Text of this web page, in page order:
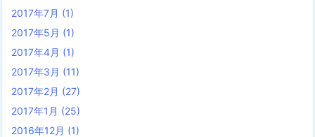
2017年7月 (1)
2017年5月 (1)
2017年4月 (1)
2017年3月 (11)
2017年2月 (27)
2017年1月 (25)
2016年12月 (1)